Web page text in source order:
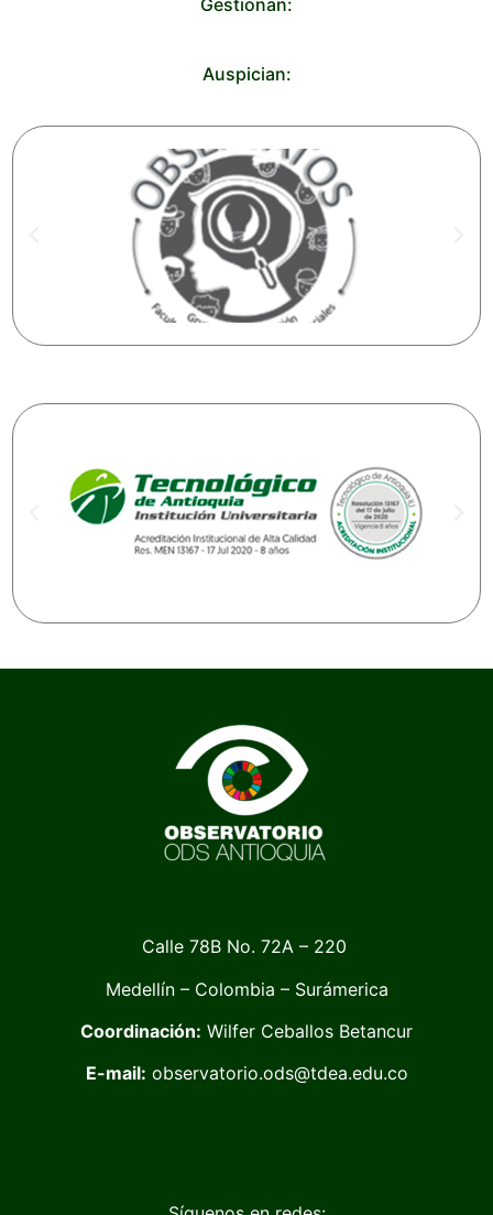
Gestionan:
Auspician:
Calle 78B No. 72A – 220
Medellín – Colombia – Surámerica
Coordinación: Wilfer Ceballos Betancur
E-mail: observatorio.ods@tdea.edu.co